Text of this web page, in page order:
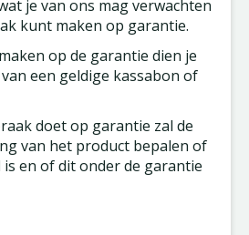
je van ons mag verwachten
kunt maken op garantie.
op de garantie dien je
een geldige kassabon of
doet op garantie zal de
van het product bepalen of
en of dit onder de garantie